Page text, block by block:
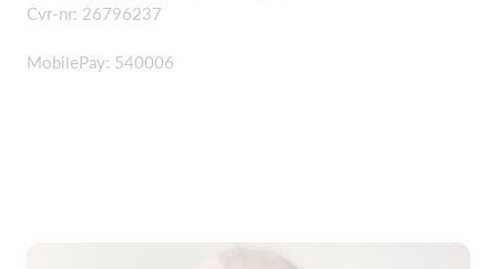
Cvr-nr: 26796237
MobilePay: 540006